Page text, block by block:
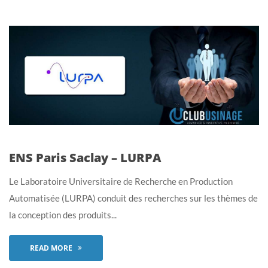
ENS Paris Saclay – LURPA
Le Laboratoire Universitaire de Recherche en Production
Automatisée (LURPA) conduit des recherches sur les thèmes de
la conception des produits...
READ MORE